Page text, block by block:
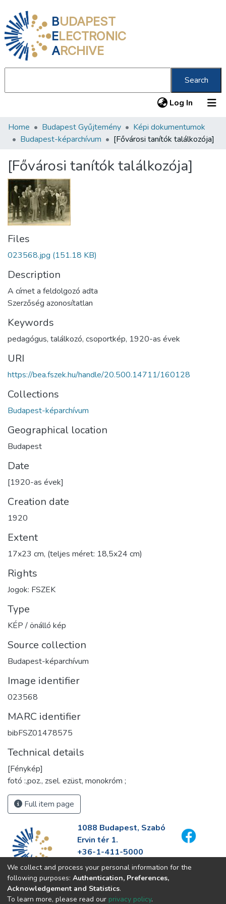
BUDAPEST
ELECTRONIC
ARCHIVE
Search
Log In (current)
Communities & Collections
Statistics
About us
Home Budapest Gyűjtemény
Képi dokumentumok
Budapest-képarchívum
[Fővárosi tanítók találkozója]
[Fővárosi tanítók találkozója]
Files
023568.jpg (151.18 KB)
Description
A címet a feldolgozó adta
Szerzőség azonosítatlan
Keywords
pedagógus, találkozó, csoportkép, 1920-as évek
URI
https://bea.fszek.hu/handle/20.500.14711/160128
Collections
Budapest-képarchívum
Geographical location
Budapest
Date
[1920-as évek]
Creation date
1920
Extent
17x23 cm, (teljes méret: 18,5x24 cm)
Rights
Jogok: FSZEK
Type
KÉP / önálló kép
Source collection
Budapest-képarchívum
Image identifier
023568
MARC identifier
bibFSZ01478575
Technical details
[Fénykép]
fotó :,poz., zsel. ezüst, monokróm ;
Full item page
1088 Budapest, Szabó
Ervin tér 1.
+36-1-411-5000
info@fszek.hu
https://fszek.hu
We collect and process your personal information for the
following purposes: Authentication, Preferences,
Acknowledgement and Statistics.
To learn more, please read our privacy policy.